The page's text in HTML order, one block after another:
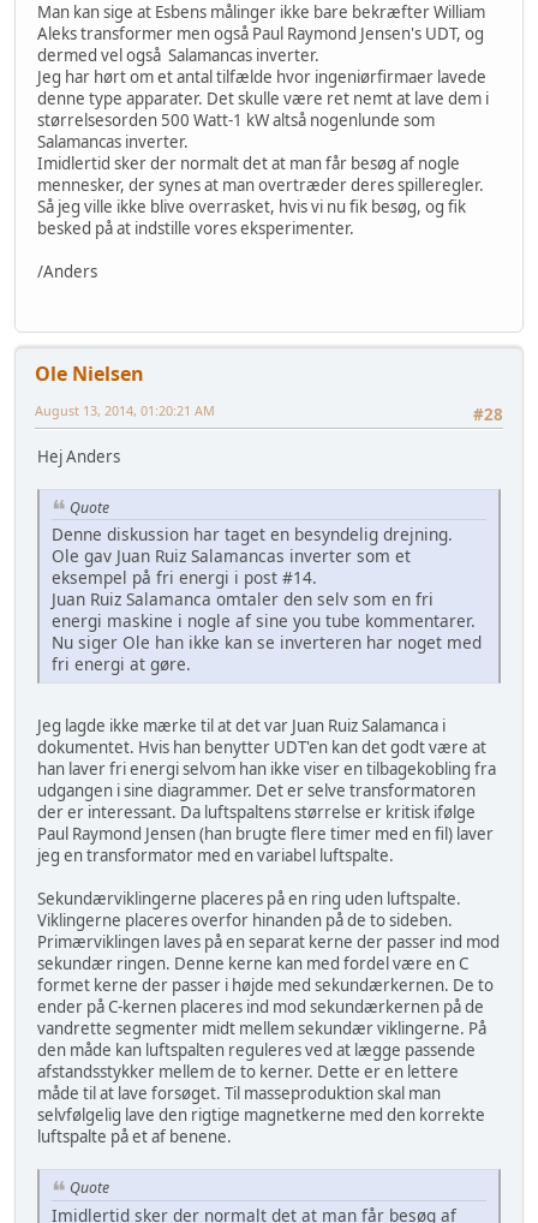
Man kan sige at Esbens målinger ikke bare bekræfter William
Aleks transformer men også Paul Raymond Jensen's UDT, og
dermed vel også Salamancas inverter.
Jeg har hørt om et antal tilfælde hvor ingeniørfirmaer lavede
denne type apparater. Det skulle være ret nemt at lave dem i
størrelsesorden 500 Watt-1 kW altså nogenlunde som
Salamancas inverter.
Imidlertid sker der normalt det at man får besøg af nogle
mennesker, der synes at man overtræder deres spilleregler.
Så jeg ville ikke blive overrasket, hvis vi nu fik besøg, og fik
besked på at indstille vores eksperimenter.
/Anders
Ole Nielsen
#28
August 13, 2014, 01:20:21 AM
Hej Anders
Quote
Denne diskussion har taget en besyndelig drejning.
Ole gav Juan Ruiz Salamancas inverter som et
eksempel på fri energi i post #14.
Juan Ruiz Salamanca omtaler den selv som en fri
energi maskine i nogle af sine you tube kommentarer.
Nu siger Ole han ikke kan se inverteren har noget med
fri energi at gøre.
Jeg lagde ikke mærke til at det var Juan Ruiz Salamanca i
dokumentet. Hvis han benytter UDT'en kan det godt være at
han laver fri energi selvom han ikke viser en tilbagekobling fra
udgangen i sine diagrammer. Det er selve transformatoren
der er interessant. Da luftspaltens størrelse er kritisk ifølge
Paul Raymond Jensen (han brugte flere timer med en fil) laver
jeg en transformator med en variabel luftspalte.
Sekundærviklingerne placeres på en ring uden luftspalte.
Viklingerne placeres overfor hinanden på de to sideben.
Primærviklingen laves på en separat kerne der passer ind mod
sekundær ringen. Denne kerne kan med fordel være en C
formet kerne der passer i højde med sekundærkernen. De to
ender på C-kernen placeres ind mod sekundærkernen på de
vandrette segmenter midt mellem sekundær viklingerne. På
den måde kan luftspalten reguleres ved at lægge passende
afstandsstykker mellem de to kerner. Dette er en lettere
måde til at lave forsøget. Til masseproduktion skal man
selvfølgelig lave den rigtige magnetkerne med den korrekte
luftspalte på et af benene.
Quote
Imidlertid sker der normalt det at man får besøg af